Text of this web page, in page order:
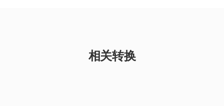
相关转换